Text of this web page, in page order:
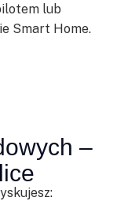
lub
Smart Home.
–